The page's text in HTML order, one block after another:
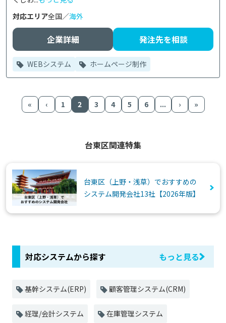
対応エリア全国／海外
企業詳細 発注先を相談
WEBシステム ホームページ制作
« ‹ 1 2 3 4 5 6 ... › »
台東区関連特集
台東区（上野・浅草）でおすすめの
システム開発会社13社【2026年版】
対応システムから探す もっと見る
基幹システム(ERP) 顧客管理システム(CRM)
経理/会計システム 在庫管理システム